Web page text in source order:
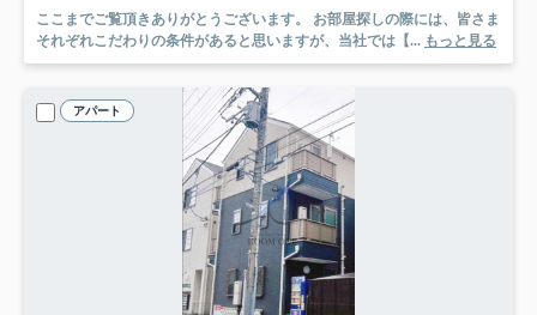
ここまでご覧頂きありがとうございます。 お部屋探しの際には、皆さま
それぞれこだわりの条件があると思いますが、当社では【... もっと見る
アパート